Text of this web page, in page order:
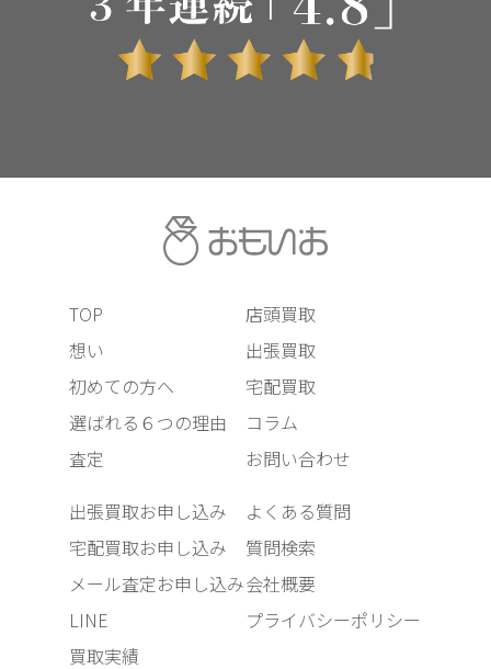
TOP
想い
初めての方へ
選ばれる６つの理由
査定
店頭買取
出張買取
宅配買取
コラム
お問い合わせ
出張買取お申し込み
宅配買取お申し込み
メール査定お申し込み
LINE
買取実績
よくある質問
質問検索
会社概要
プライバシーポリシー